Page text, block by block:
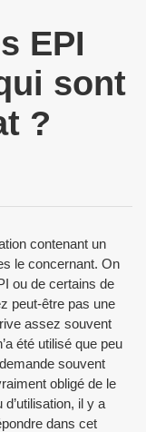
EPI
sont
?
contenant un
le concernant. On
ou de certains de
peut-être pas une
assez souvent
été utilisé que peu
souvent
obligé de le
il y a
dans cet